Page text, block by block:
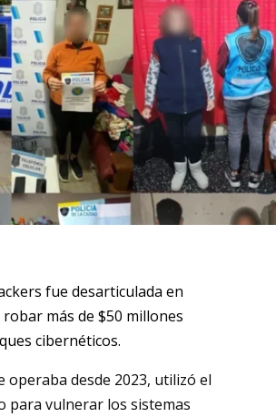
fue desarticulada en
más de $50 millones
cibernéticos.
operaba desde 2023, utilizó el
para vulnerar los sistemas